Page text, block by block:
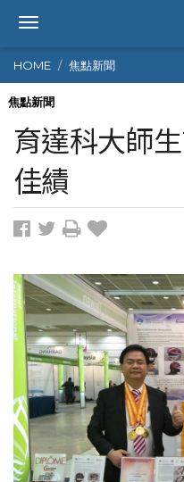
T
g
g
l
n
a
v
i
g
o
HOME 焦點新聞
焦點新聞
育達科大師
佳績